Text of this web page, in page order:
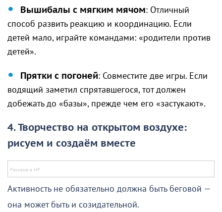
Вышибалы с мягким мячом: Отличный
способ развить реакцию и координацию. Если
детей мало, играйте командами: «родители против
детей».
Прятки с погоней: Совместите две игры. Если
водящий заметил спрятавшегося, тот должен
добежать до «базы», прежде чем его «застукают».
4. Творчество на открытом воздухе:
рисуем и создаём вместе
Активность не обязательно должна быть беговой —
она может быть и созидательной.